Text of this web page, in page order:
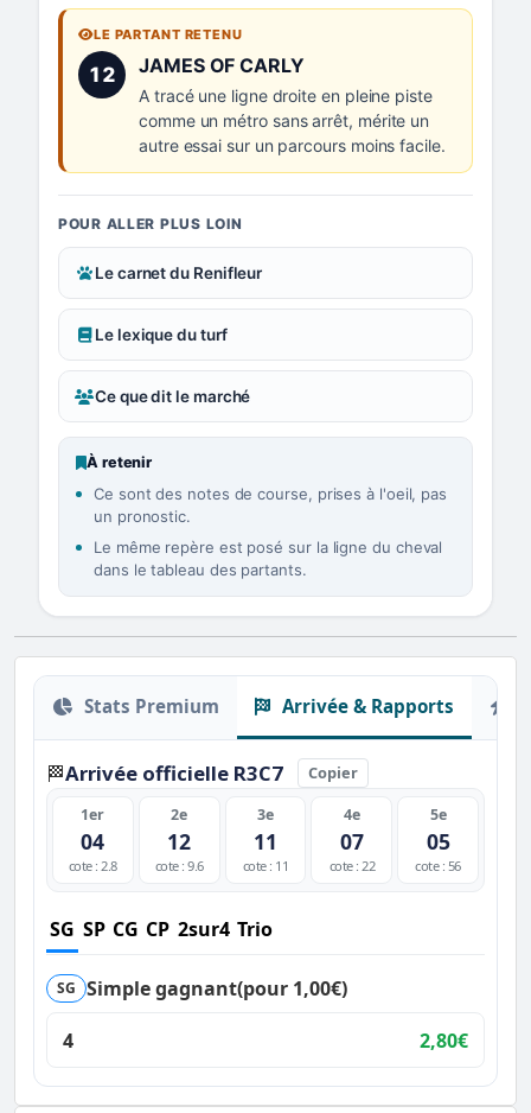
LE PARTANT RETENU
12 Numéro 12 :
JAMES OF CARLY
A tracé une ligne droite en pleine piste
comme un métro sans arrêt, mérite un
autre essai sur un parcours moins facile.
POUR ALLER PLUS LOIN
Le carnet du Renifleur
Le lexique du turf
Ce que dit le marché
À retenir
Ce sont des notes de course, prises à l'oeil, pas
un pronostic.
Le même repère est posé sur la ligne du cheval
dans le tableau des partants.
Stats Premium Arrivée & Rapports
🏁Arrivée officielle R3C7 Copier
1er
04
cote : 2.8
2e
12
cote : 9.6
3e
11
cote : 11
4e
07
cote : 22
5e
05
cote : 56
SG SP CG CP 2sur4 Trio
SG Simple gagnant(pour 1,00€)
4
2,80€